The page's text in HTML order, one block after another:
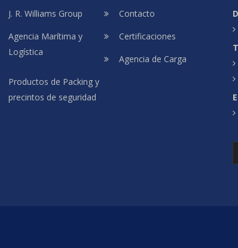
J. R. Williams Group
Contacto
Agencia Marítima y
Logística
Certificaciones
Agencia de Carga
Productos de Packing y
precintos de seguridad